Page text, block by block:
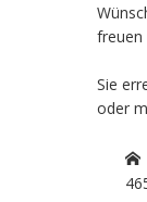
freuen
Sie
oder